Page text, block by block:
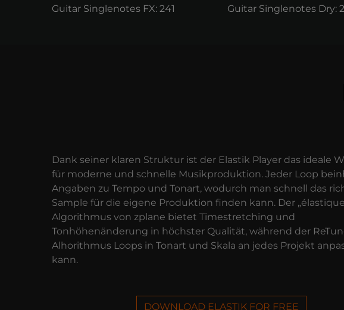
Guitar Singlenotes FX: 241
Guitar Singlenotes Dry:
Dank seiner klaren Struktur ist der Elastik Player das ideale
für moderne und schnelle Musikproduktion. Jeder Loop
Angaben zu Tempo und Tonart, wodurch man schnell das
Sample für die eigene Produktion finden kann. Der
Algorithmus von zplane bietet Timestretching und
Tonhöhenänderung in höchster Qualität, während der
Alhorithmus Loops in Tonart und Skala an jedes Projekt
kann.
DOWNLOAD ELASTIK FOR FREE